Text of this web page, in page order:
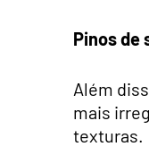
Pinos de
Além
mais
texturas.